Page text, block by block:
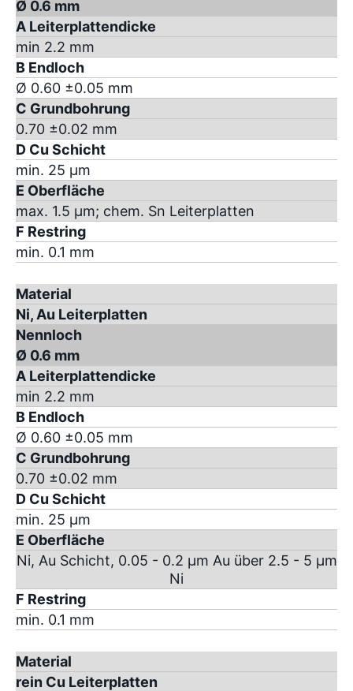
Ø 0.6 mm
A Leiterplattendicke
min 2.2 mm
B Endloch
Ø 0.60 ±0.05 mm
C Grundbohrung
0.70 ±0.02 mm
D Cu Schicht
min. 25 µm
E Oberfläche
max. 1.5 µm; chem. Sn Leiterplatten
F Restring
min. 0.1 mm
Material
Ni, Au Leiterplatten
Nennloch
Ø 0.6 mm
A Leiterplattendicke
min 2.2 mm
B Endloch
Ø 0.60 ±0.05 mm
C Grundbohrung
0.70 ±0.02 mm
D Cu Schicht
min. 25 µm
E Oberfläche
Ni, Au Schicht, 0.05 - 0.2 µm Au über 2.5 - 5 µm
Ni
F Restring
min. 0.1 mm
Material
rein Cu Leiterplatten